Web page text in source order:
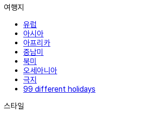
여행지
유럽
아시아
아프리카
중남미
북미
오세아니아
극지
99 different holidays
스타일